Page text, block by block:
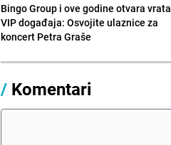
Bingo Group i ove godine otvara vrata
VIP događaja: Osvojite ulaznice za
koncert Petra Graše
/ Komentari